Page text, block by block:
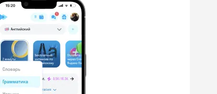
Skyeng Chat
online